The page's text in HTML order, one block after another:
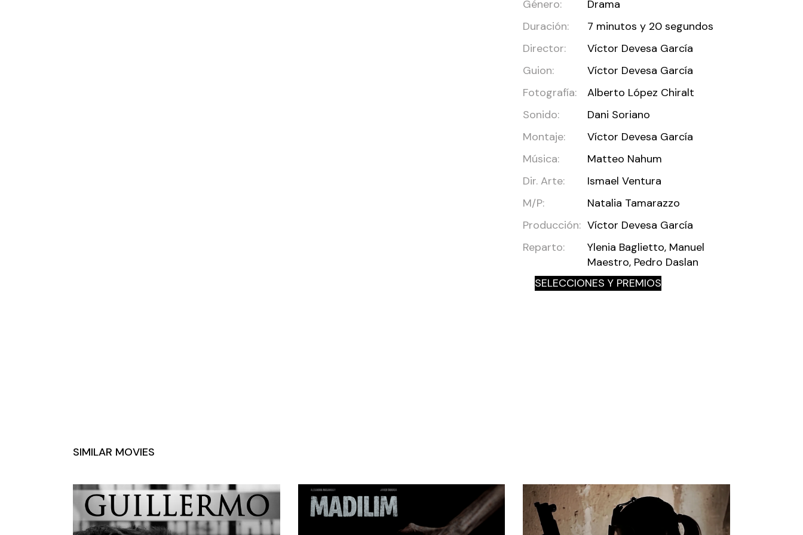
Género:
Drama
Duración:
7 minutos y 20 segundos
Director:
Víctor Devesa García
Guion:
Víctor Devesa García
Fotografía:
Alberto López Chiralt
Sonido:
Dani Soriano
Montaje:
Víctor Devesa García
Música:
Matteo Nahum
Dir. Arte:
Ismael Ventura
M/P:
Natalia Tamarazzo
Producción: Víctor Devesa García
Reparto:
Ylenia Baglietto, Manuel
Maestro, Pedro Daslan
SELECCIONES Y PREMIOS
SIMILAR MOVIES